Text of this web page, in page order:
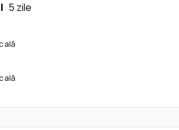
5 zile